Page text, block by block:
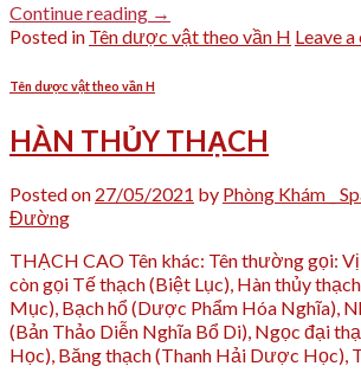
Continue reading →
Posted in Tên dược vật theo vần H Leave
Tên dược vật theo vần H
HÀN THỦY THẠCH
Posted on 27/05/2021 by Phòng Khám _
Đường
THẠCH CAO Tên khác: Tên thường gọi:
còn gọi Tế thạch (Biệt Lục), Hàn thủy
Mục), Bạch hổ (Dược Phẩm Hóa Nghĩa),
(Bản Thảo Diễn Nghĩa Bổ Di), Ngọc đại
Học), Băng thạch (Thanh Hải Dược Học),